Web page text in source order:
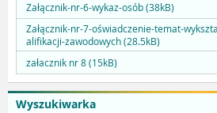
Wyszukiwarka
Załącznik-nr-6-wykaz-osób (38kB)
Załącznik-nr-7-oświadczenie-temat-
alifikacji-zawodowych (28.5kB)
załacznik nr 8 (15kB)